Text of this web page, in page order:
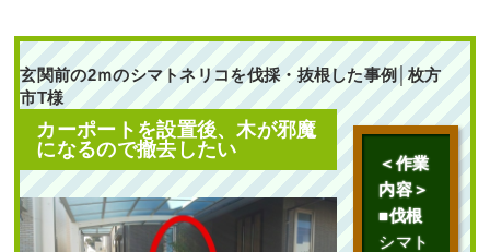
玄関前の2ｍのシマトネリコを伐採・抜根した事例│枚方
市T様
カーポートを設置後、木が邪魔
になるので撤去したい
＜作業
内容＞
■伐根
シマト